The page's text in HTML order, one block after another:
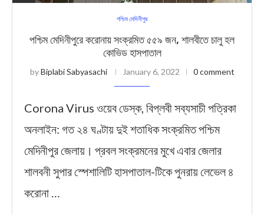
পশ্চিম মেদিনীপুর
পশ্চিম মেদিনীপুরে করোনায় সংক্রমিত ৫৫৯ জন, শালবীতে চালু হল
কোভিড হাসপাতাল
byBiplabi Sabyasachi January 6, 2022 0 comment
Corona Virus ওয়েব ডেস্ক, বিপ্লবী সব্যসাচী পত্রিকা
অনলাইন: গত ২৪ ঘণ্টায় দুই শতাধিক সংক্রমিত পশ্চিম
মেদিনীপুর জেলায়। প্রবল সংক্রমনের মুখে এবার জেলার
শালবনী সুপার স্পেশালিটি হাসপাতাল-টিকে পুনরায় লেভেল ৪
করোনা …